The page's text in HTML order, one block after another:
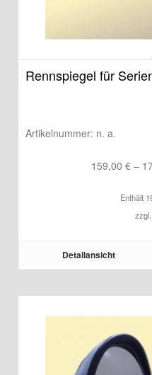
Rennspiegel für
Artikelnummer: n. a.
159,00 € –
Enthält
zzgl.
Detailansicht